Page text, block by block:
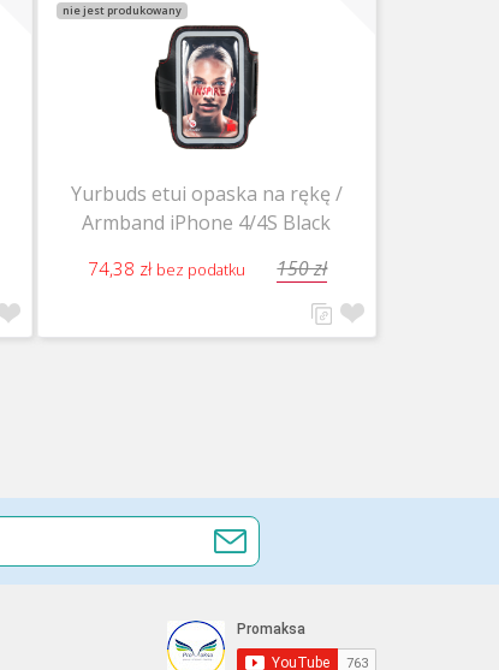
nie jest produkowany
Yurbuds etui opaska na rękę /
Armband iPhone 4/4S Black
74,38 zł bez podatku 150 zł